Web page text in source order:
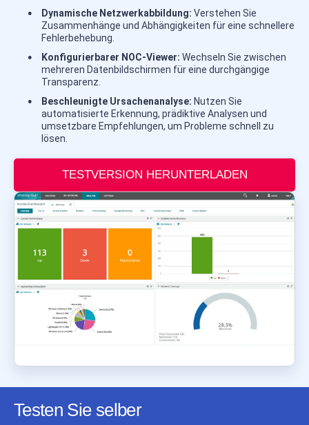
Dynamische Netzwerkabbildung: Verstehen Sie
Zusammenhänge und Abhängigkeiten für eine schnellere
Fehlerbehebung.
Konfigurierbarer NOC-Viewer: Wechseln Sie zwischen
mehreren Datenbildschirmen für eine durchgängige
Transparenz.
Beschleunigte Ursachenanalyse: Nutzen Sie
automatisierte Erkennung, prädiktive Analysen und
umsetzbare Empfehlungen, um Probleme schnell zu
lösen.
TESTVERSION HERUNTERLADEN
Testen Sie selber